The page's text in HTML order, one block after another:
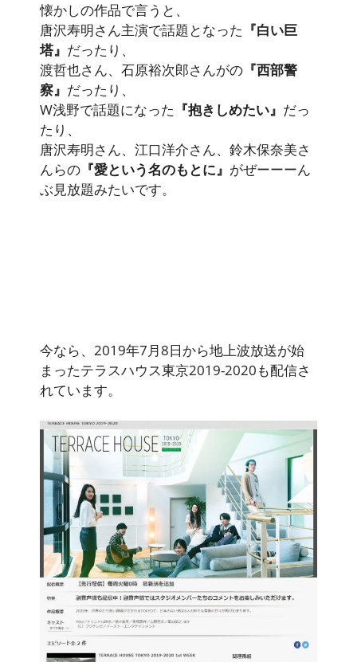
懐かしの作品で言うと、
唐沢寿明さん主演で話題となった 『白い巨
塔』 だったり、
渡哲也さん、石原裕次郎さんがの 『西部警
察』 だったり、
W浅野で話題になった 『抱きしめたい』 だっ
たり、
唐沢寿明さん、江口洋介さん、鈴木保奈美さ
んらの 『愛という名のもとに』 がぜーーーん
ぶ見放題みたいです。
今なら、2019年7月8日から地上波放送が始
まったテラスハウス東京2019-2020も配信さ
れています。